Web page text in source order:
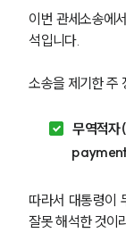
이번 관세소송에
석입니다.
소송을 제기한 주
무역적
따라서 대통령이
잘못 해석한 것이